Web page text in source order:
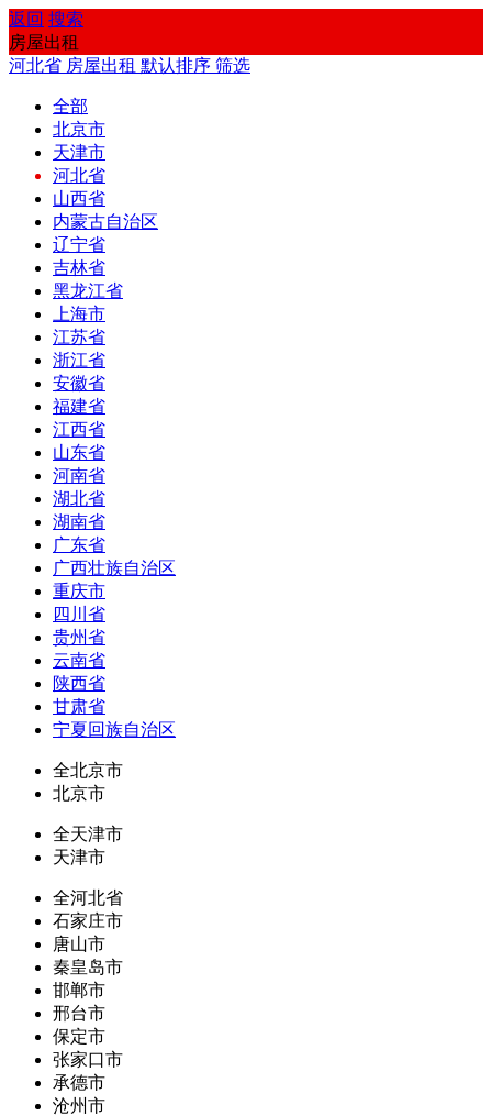
返回 搜索
房屋出租
河北省 房屋出租 默认排序 筛选
全部
北京市
天津市
河北省
山西省
内蒙古自治区
辽宁省
吉林省
黑龙江省
上海市
江苏省
浙江省
安徽省
福建省
江西省
山东省
河南省
湖北省
湖南省
广东省
广西壮族自治区
重庆市
四川省
贵州省
云南省
陕西省
甘肃省
宁夏回族自治区
全北京市
北京市
全天津市
天津市
全河北省
石家庄市
唐山市
秦皇岛市
邯郸市
邢台市
保定市
张家口市
承德市
沧州市